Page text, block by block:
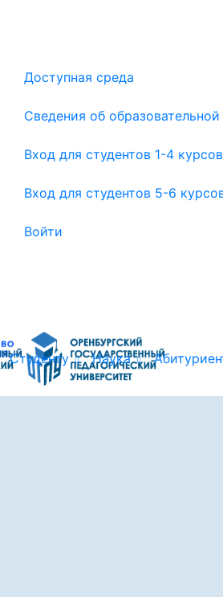
Доступная среда
Сведения об
Вход для студентов 1-4 курсов
Вход для студентов 5-6
Войти
Студенту Наука